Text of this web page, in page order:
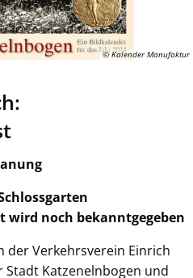
© Kalender Manufaktur
wird noch bekanntgegeben
der Verkehrsverein Einrich
Katzenelnbogen und